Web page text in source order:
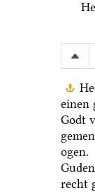
einen
Godt
ogen.
recht